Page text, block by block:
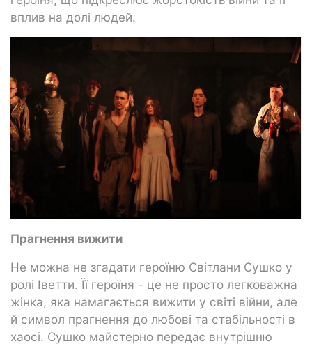
вплив на долі людей.
Прагнення вижити
Не можна не згадати героїню Світлани Сушко у
ролі Іветти. Її героїня - це не просто легковажна
жінка, яка намагається вижити у світі війни, але
й символ прагнення до любові та стабільності в
хаосі. Сушко майстерно передає внутрішню